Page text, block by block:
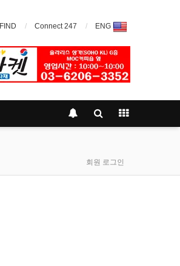
FIND Connect 247 ENG
회원 로그인